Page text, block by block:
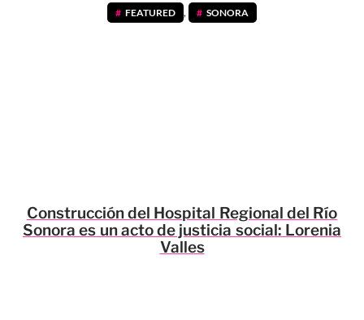
FEATURED , SONORA
Construcción del Hospital Regional del Río
Sonora es un acto de justicia social: Lorenia
Valles